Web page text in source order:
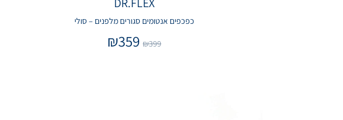
כפכפים אנטומים סגורים מלפנים – סולי
₪399
₪359